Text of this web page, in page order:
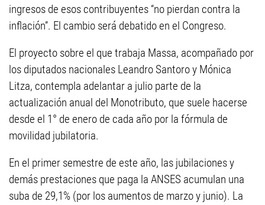
ingresos de esos contribuyentes “no pierdan contra la
inflación”. El cambio será debatido en el Congreso.
El proyecto sobre el que trabaja Massa, acompañado por
los diputados nacionales Leandro Santoro y Mónica
Litza, contempla adelantar a julio parte de la
actualización anual del Monotributo, que suele hacerse
desde el 1° de enero de cada año por la fórmula de
movilidad jubilatoria.
En el primer semestre de este año, las jubilaciones y
demás prestaciones que paga la ANSES acumulan una
suba de 29,1% (por los aumentos de marzo y junio). La